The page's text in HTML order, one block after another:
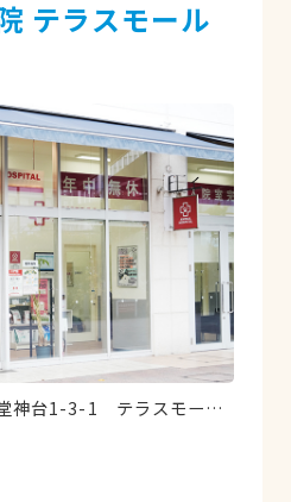
テラスモール
台1-3-1 テラスモール湘南